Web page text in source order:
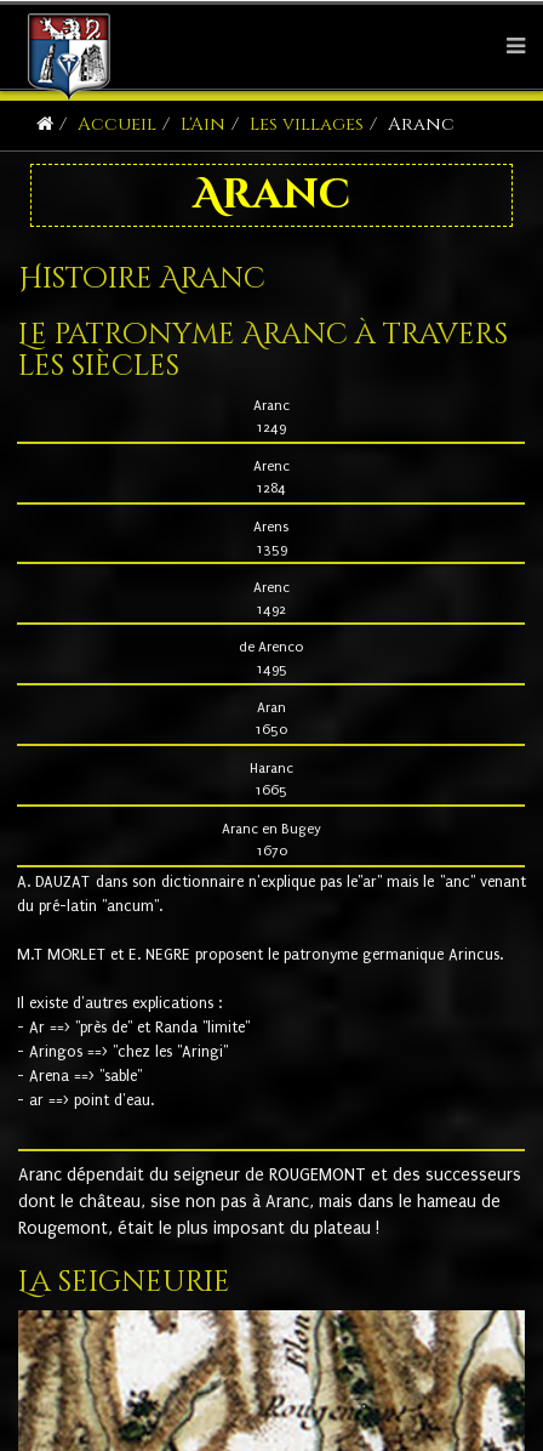
Accueil L'Ain Les villages Aranc
Aranc
Histoire Aranc
Le patronyme Aranc à travers
les siècles
Aranc
1249
Arenc
1284
Arens
1359
Arenc
1492
de Arenco
1495
Aran
1650
Haranc
1665
Aranc en Bugey
1670
A. DAUZAT dans son dictionnaire n'explique pas le"ar" mais le "anc" venant
du pré-latin "ancum".
M.T MORLET et E. NEGRE proposent le patronyme germanique Arincus.
Il existe d'autres explications :
- Ar ==> "près de" et Randa "limite"
- Aringos ==> "chez les "Aringi"
- Arena ==> "sable"
- ar ==> point d'eau.
Aranc dépendait du seigneur de ROUGEMONT et des successeurs
dont le château, sise non pas à Aranc, mais dans le hameau de
Rougemont, était le plus imposant du plateau !
La seigneurie